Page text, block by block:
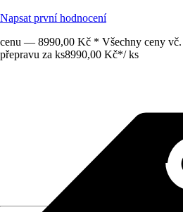
Napsat první hodnocení
cenu — 8990,00 Kč * Všechny ceny vč.
přepravu za ks8990,00 Kč*/ ks